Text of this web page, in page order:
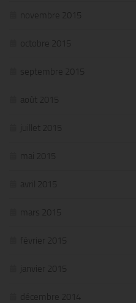
novembre 2015
octobre 2015
septembre 2015
août 2015
juillet 2015
mai 2015
avril 2015
mars 2015
février 2015
janvier 2015
décembre 2014